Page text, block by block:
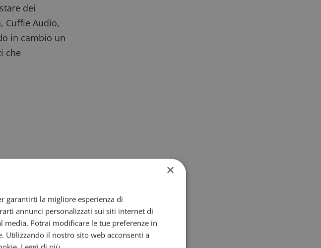
dei
Cuffie Audio,
in cambio un
che
i
Amazon,
×
garantirti la migliore esperienza di
annunci personalizzati sui siti internet di
Potrai modificare le tue preferenze in
Utilizzando il nostro sito web acconsenti a